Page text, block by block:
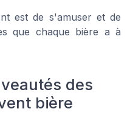
est de s'amuser et de
que chaque bière a à
des
bière